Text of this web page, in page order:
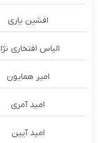
افشین یاری
الیاس افتخاری
امير همايون
امید آمری
امید آیین